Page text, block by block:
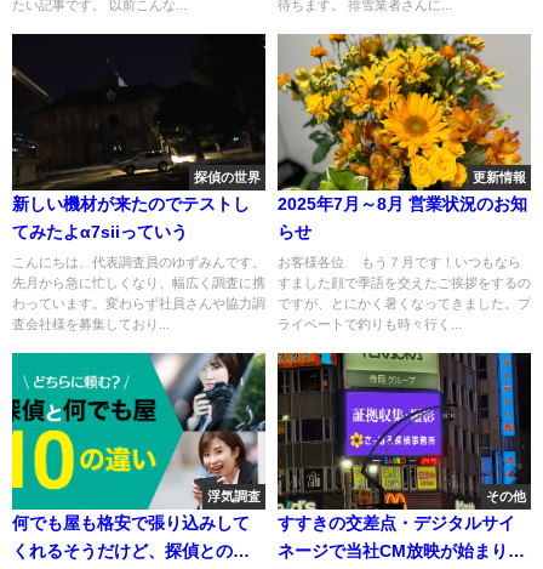
たい記事です。 以前こんな...
待ちます。 排雪業者さんに...
探偵の世界
新しい機材が来たのでテストし
てみたよα7siiっていう
こんにちは、代表調査員のゆずみんです。
先月から急に忙しくなり、幅広く調査に携
わっています。変わらず社員さんや協力調
査会社様を募集しており...
更新情報
2025年7月～8月 営業状況のお知
らせ
お客様各位 もう７月です！いつもなら
すました顔で季語を交えたご挨拶をするの
ですが、とにかく暑くなってきました。プ
ライベートで釣りも時々行く...
浮気調査
何でも屋も格安で張り込みして
くれるそうだけど、探偵との１
その他
すすきの交差点・デジタルサイ
ネージで当社CM放映が始まりま